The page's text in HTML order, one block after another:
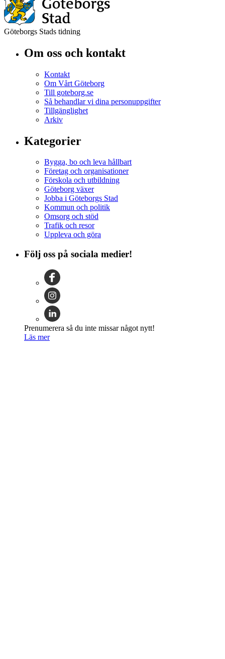
Göteborgs Stads tidning
Om oss och kontakt
Kontakt
Om Vårt Göteborg
Till goteborg.se
Så behandlar vi dina personuppgifter
Tillgänglighet
Arkiv
Kategorier
Bygga, bo och leva hållbart
Företag och organisationer
Förskola och utbildning
Göteborg växer
Jobba i Göteborgs Stad
Kommun och politik
Omsorg och stöd
Trafik och resor
Uppleva och göra
Följ oss på sociala medier!
Prenumerera så du inte missar något nytt!
Läs mer